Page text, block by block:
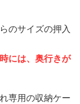
のサイズの押入
には、奥行きが
専用の収納ケー